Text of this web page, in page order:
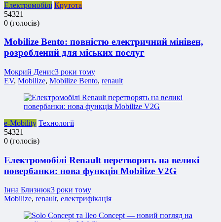
Електромобілі Крутота
54321
0 (голосів)
Mobilize Bento: повністю електричний мінівен,
розроблений для міських послуг
Мокрий Денис3 роки тому
EV, Mobilize, Mobilize Bento, renault
e-Mobility Технології
54321
0 (голосів)
Електромобілі Renault перетворять на великі
повербанки: нова функція Mobilize V2G
Інна Близнюк3 роки тому
Mobilize, renault, електрифікація